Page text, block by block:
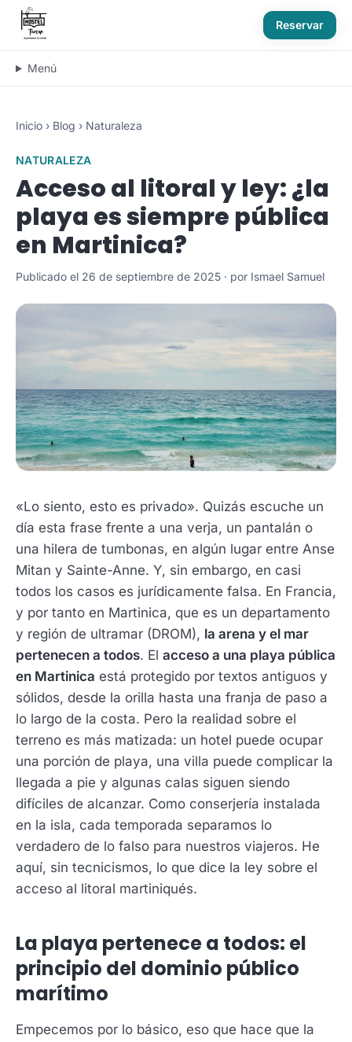
Reservar
Menú
Inicio › Blog › Naturaleza
NATURALEZA
Acceso al litoral y ley: ¿la
playa es siempre pública
en Martinica?
Publicado el 26 de septiembre de 2025 · por Ismael Samuel
«Lo siento, esto es privado». Quizás escuche un
día esta frase frente a una verja, un pantalán o
una hilera de tumbonas, en algún lugar entre Anse
Mitan y Sainte-Anne. Y, sin embargo, en casi
todos los casos es jurídicamente falsa. En Francia,
y por tanto en Martinica, que es un departamento
y región de ultramar (DROM), la arena y el mar
pertenecen a todos. El acceso a una playa pública
en Martinica está protegido por textos antiguos y
sólidos, desde la orilla hasta una franja de paso a
lo largo de la costa. Pero la realidad sobre el
terreno es más matizada: un hotel puede ocupar
una porción de playa, una villa puede complicar la
llegada a pie y algunas calas siguen siendo
difíciles de alcanzar. Como conserjería instalada
en la isla, cada temporada separamos lo
verdadero de lo falso para nuestros viajeros. He
aquí, sin tecnicismos, lo que dice la ley sobre el
acceso al litoral martiniqués.
La playa pertenece a todos: el
principio del dominio público
marítimo
Empecemos por lo básico, eso que hace que la